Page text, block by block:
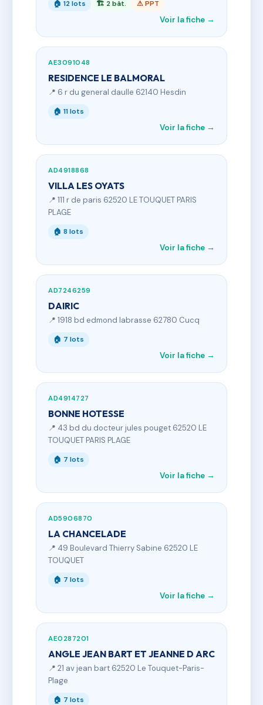
🏠 12 lots 🏗 2 bât. ⚠ PPT
Voir la fiche →
AE3091048
RESIDENCE LE BALMORAL
📍 6 r du general daulle 62140 Hesdin
🏠 11 lots
Voir la fiche →
AD4918868
VILLA LES OYATS
📍 111 r de paris 62520 LE TOUQUET PARIS
PLAGE
🏠 8 lots
Voir la fiche →
AD7246259
DAIRIC
📍 1918 bd edmond labrasse 62780 Cucq
🏠 7 lots
Voir la fiche →
AD4914727
BONNE HOTESSE
📍 43 bd du docteur jules pouget 62520 LE
TOUQUET PARIS PLAGE
🏠 7 lots
Voir la fiche →
AD5906870
LA CHANCELADE
📍 49 Boulevard Thierry Sabine 62520 LE
TOUQUET
🏠 7 lots
Voir la fiche →
AE0287201
ANGLE JEAN BART ET JEANNE D ARC
📍 21 av jean bart 62520 Le Touquet-Paris-
Plage
🏠 7 lots